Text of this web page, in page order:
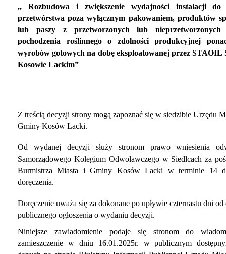
,, Rozbudowa i zwiększenie wydajności instalacji
przetwórstwa poza wyłącznym pakowaniem, produktów
lub paszy z przetworzonych lub nieprzetworzonych
pochodzenia roślinnego o zdolności produkcyjnej
wyrobów gotowych na dobę eksploatowanej przez STAOIL
Kosowie Lackim”
Z treścią decyzji strony mogą zapoznać się w siedzibie Urzędu
Gminy Kosów Lacki.
Od wydanej decyzji służy stronom prawo wniesienia
Samorządowego Kolegium Odwoławczego w Siedlcach za
Burmistrza Miasta i Gminy Kosów Lacki w terminie 14
doręczenia.
Doręczenie uważa się za dokonane po upływie czternastu dni od
publicznego ogłoszenia o wydaniu decyzji.
Niniejsze zawiadomienie podaje się stronom do
zamieszczenie w dniu 16.01.2025r. w publicznym